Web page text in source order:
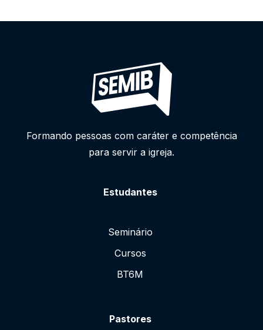
Formando pessoas com caráter e competência
para servir a igreja.
Estudantes
Seminário
Cursos
BT6M
Pastores